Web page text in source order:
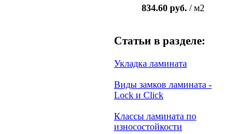
834.60 руб./ м2
Статьи в разделе:
Укладка ламината
Виды замков ламината -
Lock и Click
Классы ламината по
износостойкости